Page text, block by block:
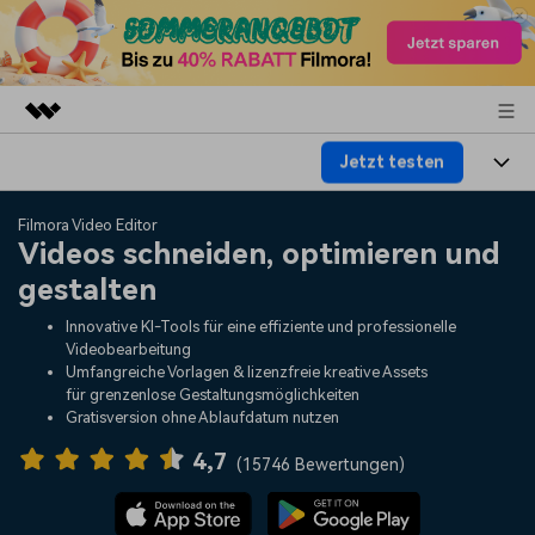
Dienstprogramme
Business
Überblick
Lösungen
Über uns
Presseraum
Support
Jetzt testen
Produkte
Plattformen
Funktionen
Assets
KI
Video/Foto
Audio
Lösungen
Video-Lösungen
Ressourcen
Video-Prompts
Über 100 heiße Video-
Meisterkurs
Beherrschen Sie
Hilfe-Center
Erste Schritte
Filmora Video Editor
Videos schneiden, optimieren und
gestalten
Innovative KI-Tools für eine effiziente und professionelle
Videobearbeitung
Umfangreiche Vorlagen & lizenzfreie kreative Assets
für grenzenlose Gestaltungsmöglichkeiten
Gratisversion ohne Ablaufdatum nutzen
4,7 (15746 Bewertungen)